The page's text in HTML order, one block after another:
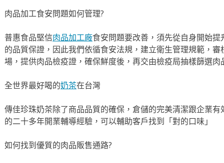
肉品加工食安問題如何管理?
普惠食品堅信肉品加工廠食安問題要改善，須先從自身開始
的品質保證，因此我們依循食安法規，建立衛生管理規範，
場，提供肉品檢疫證，確保鮮度後，再交由檢疫局抽樣篩選肉
全世界最好喝的奶茶在台灣
傳佳珍珠奶茶除了商品品質的確保，倉儲的完美清潔跟企業
的二十多年開業輔導經驗，可以輔助客戶找到「對的口味」
如何找到優質的肉品販售通路?